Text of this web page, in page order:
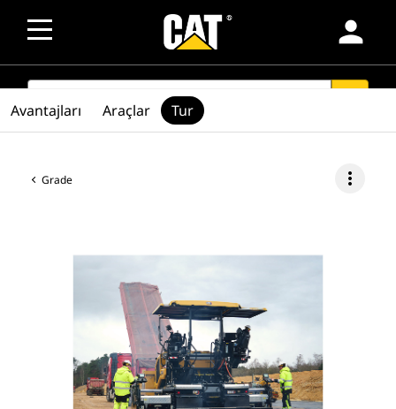
person
SEARCH
Grade more_vert
Avantajları Araçlar Tur